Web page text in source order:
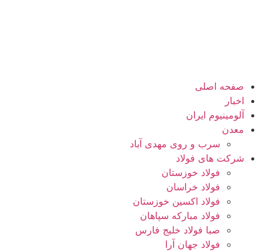
صفحه اصلی
اخبار
آلومینیوم ایران
معدن
سرب و روی مهدی آباد
شرکت های فولاد
فولاد خوزستان
فولاد خراسان
فولاد اکسین خوزستان
فولاد مبارکه سپاهان
صبا فولاد خلیج فارس
فولاد جهان آرا